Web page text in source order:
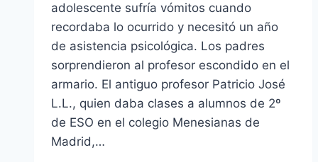
adolescente sufrí­a vómitos cuando
recordaba lo ocurrido y necesitó un año
de asistencia psicológica. Los padres
sorprendieron al profesor escondido en el
armario. El antiguo profesor Patricio José
L.L., quien daba clases a alumnos de 2º
de ESO en el colegio Menesianas de
Madrid,…